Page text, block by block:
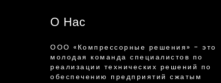
О Нас
ООО «Компрессорные решения» - это
молодая команда специалистов по
реализации технических решений по
обеспечению предприятий сжатым